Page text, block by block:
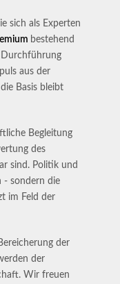
sich als Experten
bestehend
Durchführung
aus der
Basis bleibt
Begleitung
des
sind. Politik und
- sondern die
im Feld der
der
der
Wir freuen